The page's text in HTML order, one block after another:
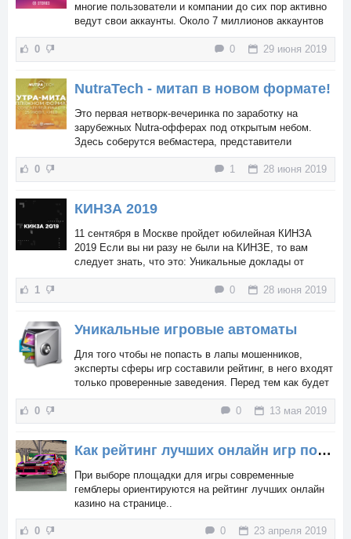
многие пользователи и компании до сих пор активно
ведут свои аккаунты. Около 7 миллионов аккаунтов
каких-либо компаний создают Сториз каждый месяц.
Истории позволяют взаимодействовать с публикой,
постоянно создавая видеоконтент. Подписчики очень
0 0 29 июня 2019
NutraTech - митап в новом формате!
Это первая нетворк-вечеринка по заработку на
зарубежных Nutra-офферах под открытым небом.
Здесь соберутся вебмастера, представители
товарных партнерских сетей и европейские
0 1 28 июня 2019
КИНЗА 2019
11 сентября в Москве пройдет юбилейная КИНЗА
2019 Если вы ни разу не были на КИНЗЕ, то вам
следует знать, что это: Уникальные доклады от
спикеров-практиков по 3 секциям: арбитраж,
вебмастеринг, микс (альтернативные способы
заработка). Возможность познакомиться с ТОПами и
подарки от крутых сервисов, партнерок и систем.
1 0 28 июня 2019
Уникальные игровые автоматы
Для того чтобы не попасть в лапы мошенников,
эксперты сферы игр составили рейтинг, в него входят
только проверенные заведения. Перед тем как будет
составлен топ или рейтинг эксперты проверяют по
0 0 13 мая 2019
Как рейтинг лучших онлайн игр помогает гемблерам при выборе площадки?
При выборе площадки для игры современные
гемблеры ориентируются на рейтинг лучших онлайн
казино на странице..
0 0 23 апреля 2019